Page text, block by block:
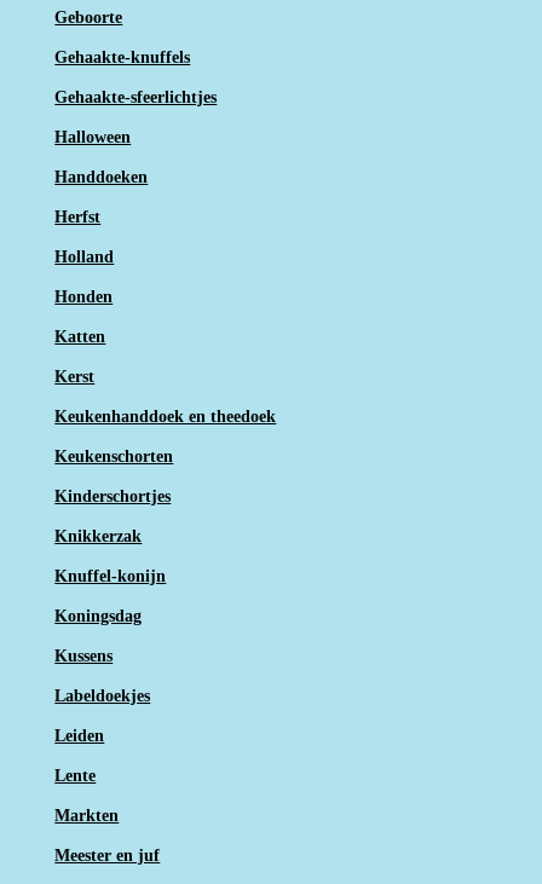
Geboorte
Gehaakte-knuffels
Gehaakte-sfeerlichtjes
Halloween
Handdoeken
Herfst
Holland
Honden
Katten
Kerst
Keukenhanddoek en theedoek
Keukenschorten
Kinderschortjes
Knikkerzak
Knuffel-konijn
Koningsdag
Kussens
Labeldoekjes
Leiden
Lente
Markten
Meester en juf